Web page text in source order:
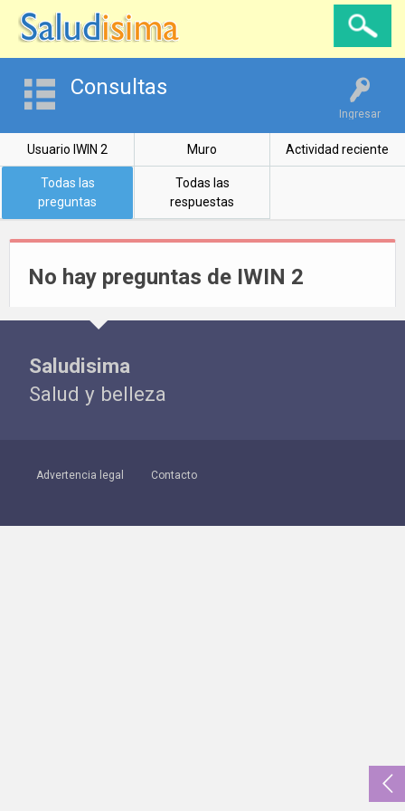
Ingresar
Consultas
Usuario IWIN 2 Muro Actividad reciente
Todas las
preguntas
Todas las
respuestas
No hay preguntas de IWIN 2
Saludisima
Salud y belleza
Advertencia legal Contacto